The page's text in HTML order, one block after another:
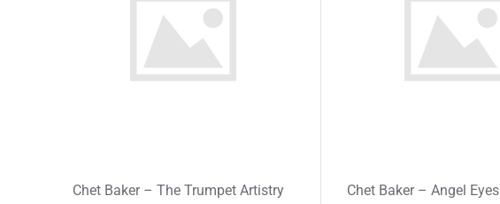
Chet Baker – The Trumpet Artistry
Chet Baker – Angel Eyes